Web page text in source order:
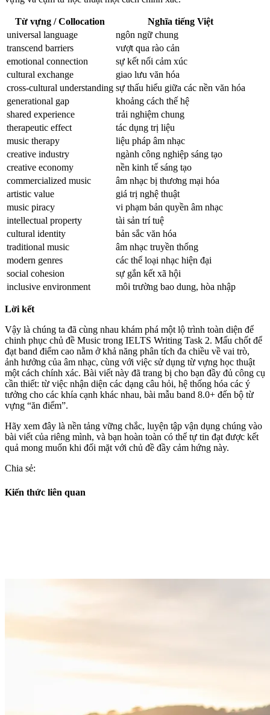
Từ vựng / Collocation
Nghĩa tiếng Việt
universal language
ngôn ngữ chung
transcend barriers
vượt qua rào cản
emotional connection
sự kết nối cảm xúc
cultural exchange
giao lưu văn hóa
cross-cultural understanding sự thấu hiểu giữa các nền văn hóa
generational gap
khoảng cách thế hệ
shared experience
trải nghiệm chung
therapeutic effect
tác dụng trị liệu
music therapy
liệu pháp âm nhạc
creative industry
ngành công nghiệp sáng tạo
creative economy
nền kinh tế sáng tạo
commercialized music
âm nhạc bị thương mại hóa
artistic value
giá trị nghệ thuật
music piracy
vi phạm bản quyền âm nhạc
intellectual property
tài sản trí tuệ
cultural identity
bản sắc văn hóa
traditional music
âm nhạc truyền thống
modern genres
các thể loại nhạc hiện đại
social cohesion
sự gắn kết xã hội
inclusive environment
môi trường bao dung, hòa nhập
Lời kết
Vậy là chúng ta đã cùng nhau khám phá một lộ trình toàn diện để
chinh phục chủ đề Music trong IELTS Writing Task 2. Mấu chốt để
đạt band điểm cao nằm ở khả năng phân tích đa chiều về vai trò,
ảnh hưởng của âm nhạc, cùng với việc sử dụng từ vựng học thuật
một cách chính xác. Bài viết này đã trang bị cho bạn đầy đủ công cụ
cần thiết: từ việc nhận diện các dạng câu hỏi, hệ thống hóa các ý
tưởng cho các khía cạnh khác nhau, bài mẫu band 8.0+ đến bộ từ
vựng “ăn điểm”.
Hãy xem đây là nền tảng vững chắc, luyện tập vận dụng chúng vào
bài viết của riêng mình, và bạn hoàn toàn có thể tự tin đạt được kết
quả mong muốn khi đối mặt với chủ đề đầy cảm hứng này.
Chia sẻ:
Kiến thức liên quan